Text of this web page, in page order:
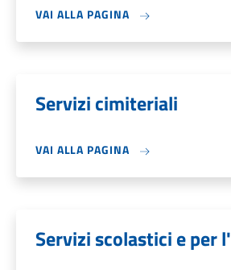
VAI ALLA PAGINA
Servizi cimiteriali
VAI ALLA PAGINA
Servizi scolastici e per